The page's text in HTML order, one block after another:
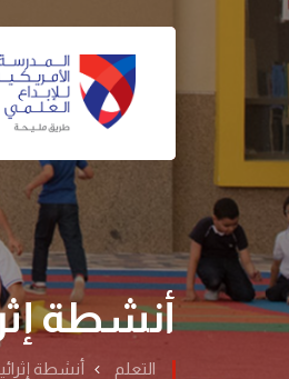
أنشطة
التعلم أنشطة